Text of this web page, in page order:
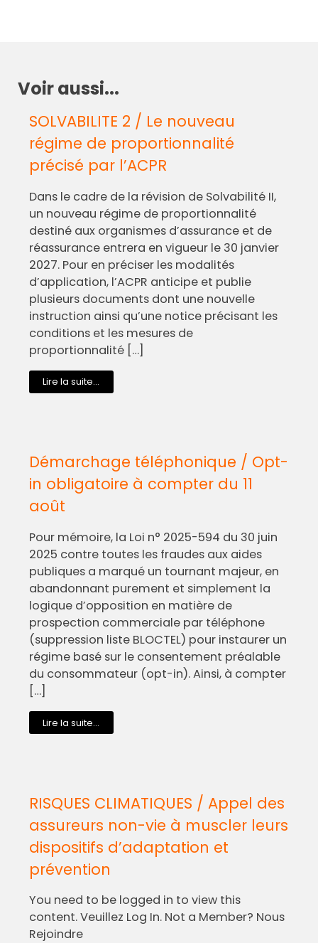
Voir aussi...
SOLVABILITE 2 / Le nouveau
régime de proportionnalité
précisé par l’ACPR
Dans le cadre de la révision de Solvabilité II,
un nouveau régime de proportionnalité
destiné aux organismes d’assurance et de
réassurance entrera en vigueur le 30 janvier
2027. Pour en préciser les modalités
d’application, l’ACPR anticipe et publie
plusieurs documents dont une nouvelle
instruction ainsi qu’une notice précisant les
conditions et les mesures de
proportionnalité […]
Lire la suite...
Démarchage téléphonique / Opt-
in obligatoire à compter du 11
août
Pour mémoire, la Loi n° 2025-594 du 30 juin
2025 contre toutes les fraudes aux aides
publiques a marqué un tournant majeur, en
abandonnant purement et simplement la
logique d’opposition en matière de
prospection commerciale par téléphone
(suppression liste BLOCTEL) pour instaurer un
régime basé sur le consentement préalable
du consommateur (opt-in). Ainsi, à compter
[…]
Lire la suite...
RISQUES CLIMATIQUES / Appel des
assureurs non-vie à muscler leurs
dispositifs d’adaptation et
prévention
You need to be logged in to view this
content. Veuillez Log In. Not a Member? Nous
Rejoindre